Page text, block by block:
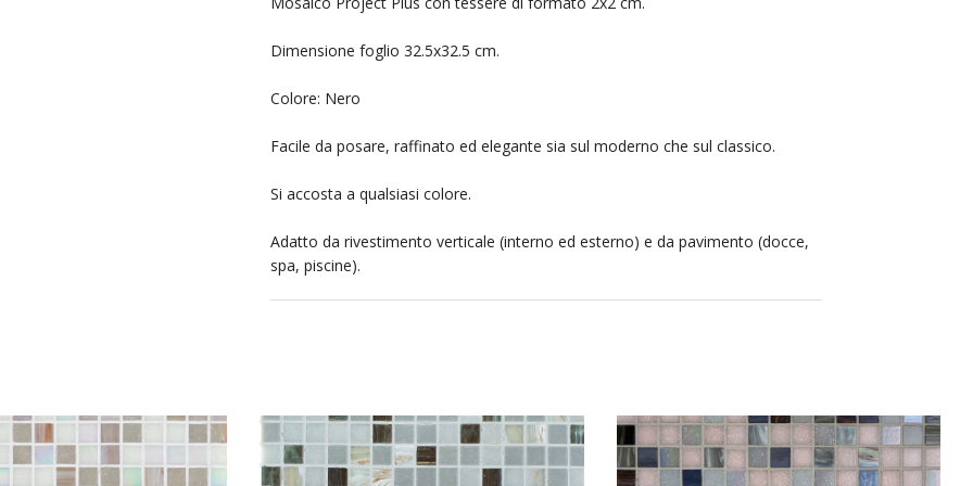
Dimensione foglio 32.5x32.5 cm.
Colore: Nero
Facile da posare, raffinato ed elegante sia sul moderno che sul classico.
Si accosta a qualsiasi colore.
Adatto da rivestimento verticale (interno ed esterno) e da pavimento (docce,
spa, piscine).